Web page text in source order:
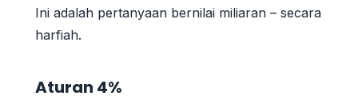
Ini adalah pertanyaan bernilai miliaran – secara
harfiah.
Aturan 4%